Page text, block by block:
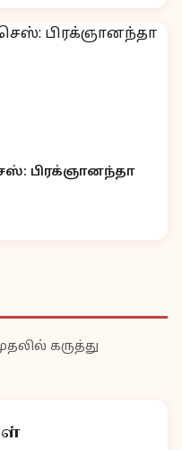
பிரக்ஞானந்தா
கருத்து